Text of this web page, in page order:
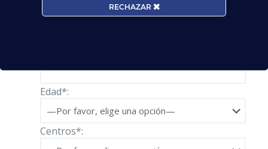
Teléfono*
Edad*:
Centros*:
RECHAZAR